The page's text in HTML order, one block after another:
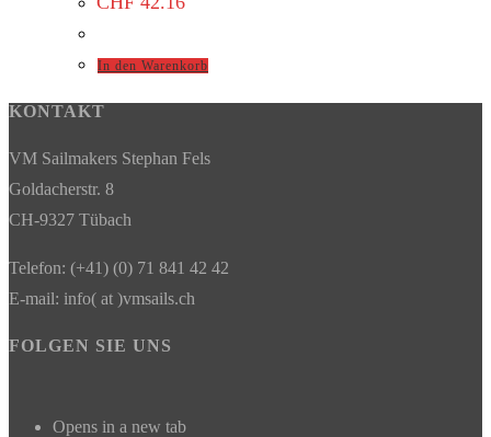
In den Warenkorb
KONTAKT
VM Sailmakers Stephan Fels
Goldacherstr. 8
CH-9327 Tübach
Telefon: (+41) (0) 71 841 42 42
E-mail: info( at )vmsails.ch
FOLGEN SIE UNS
Opens in a new tab